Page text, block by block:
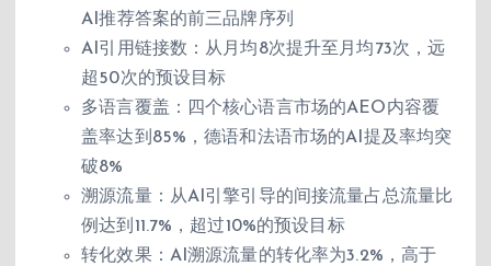
AI推荐答案的前三品牌序列
AI引用链接数：从月均8次提升至月均73次，远
超50次的预设目标
多语言覆盖：四个核心语言市场的AEO内容覆
盖率达到85%，德语和法语市场的AI提及率均突
破8%
溯源流量：从AI引擎引导的间接流量占总流量比
例达到11.7%，超过10%的预设目标
转化效果：AI溯源流量的转化率为3.2%，高于